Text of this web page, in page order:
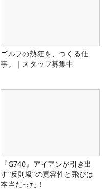
ゴルフの熱狂を、つくる仕
事。｜スタッフ募集中
『G740』アイアンが引き出
す“反則級”の寛容性と飛びは
本当だった！